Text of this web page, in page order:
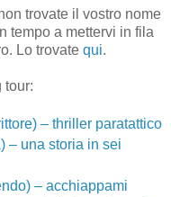
trovate il vostro nome
tempo a mettervi in fila
Lo trovate qui.
tour:
– thriller paratattico
– una storia in sei
– acchiappami